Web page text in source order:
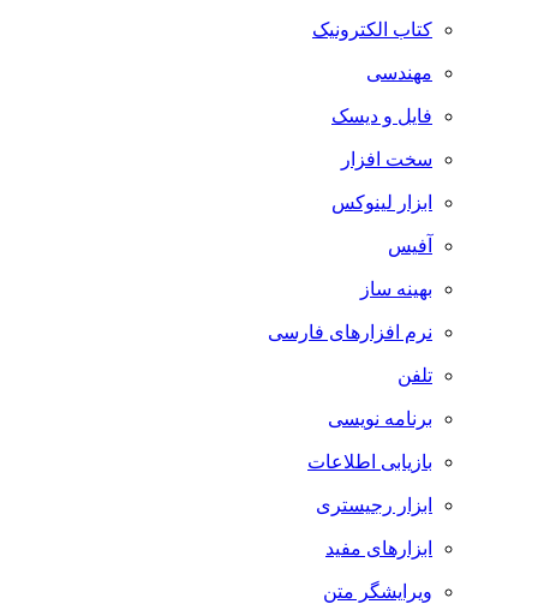
کتاب الکترونیک
مهندسی
فایل و دیسک
سخت افزار
ابزار لینوکس
آفیس
بهینه ساز
نرم افزارهای فارسی
تلفن
برنامه نویسی
بازیابی اطلاعات
ابزار رجیستری
ابزارهای مفید
ویرایشگر متن